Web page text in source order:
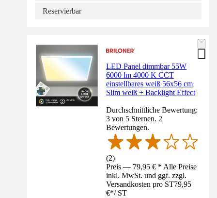
Reservierbar
LED Panel dimmbar 55W
6000 lm 4000 K CCT
einstellbares weiß 56x56 cm
Slim weiß + Backlight Effect
Durchschnittliche Bewertung:
3 von 5 Sternen. 2
Bewertungen.
(2)
Preis — 79,95 € * Alle Preise
inkl. MwSt. und ggf. zzgl.
Versandkosten pro ST79,95
€*/ ST